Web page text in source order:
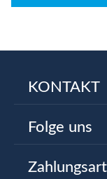
KONTAKT
Folge uns